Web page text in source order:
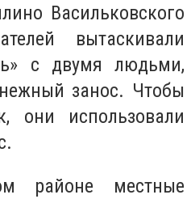
Васильковского
вытаскивали
с двумя людьми,
занос. Чтобы
они использовали
районе местные